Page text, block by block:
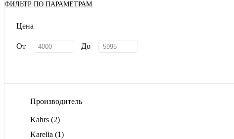
ФИЛЬТР ПО ПАРАМЕТРАМ
Цена
От До
Производитель
Kahrs (2)
Karelia (1)